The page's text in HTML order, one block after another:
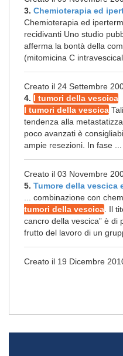
3. Chemioterapia ed
Chemioterapia ed
recidivanti Uno studio
afferma la bontà della
(mitomicina C
Creato il 24 Settembre
4. I tumori della vescica
I tumori della vescica
tendenza alla
poco avanzati è
ampie resezioni. In fase ...
Creato il 03 Novembre
5. Tumore della vescica
... combinazione con
tumori della vescica . Il
cancro della vescica” è di
frutto del lavoro di un
Creato il 19 Dicembre